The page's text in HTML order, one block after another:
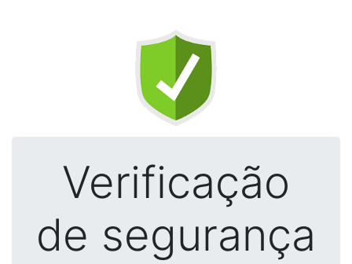
Verificação
de segurança